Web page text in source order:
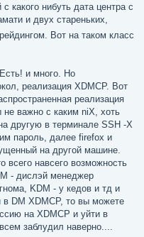
какого нибуть дата центра с
и двух стареньких,
Вот на таком класс
и много. Но
реализация XDMCP. Вот
реализация
важно с каким niX, хоть
другую в терминале SSH -X
пароль, далее firefox и
на другой машине.
всего навсего возможность
- дислэй менеджер
KDM - у кедов и тд и
DM XDMCP, то вы можете
на XDMCP и уйти в
заблудил наверно....